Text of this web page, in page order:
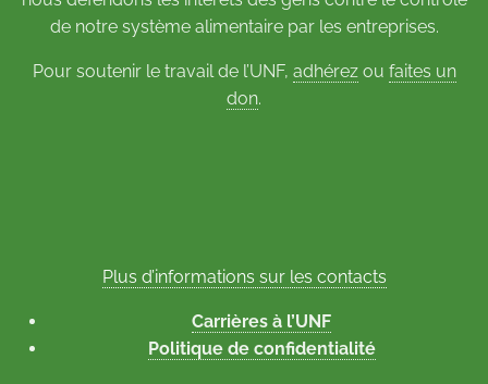
de notre système alimentaire par les entreprises.
Pour soutenir le travail de l’UNF, adhérezou faites un
don.
Plus d’informations sur les contacts
Carrières à l’UNF
Politique de confidentialité